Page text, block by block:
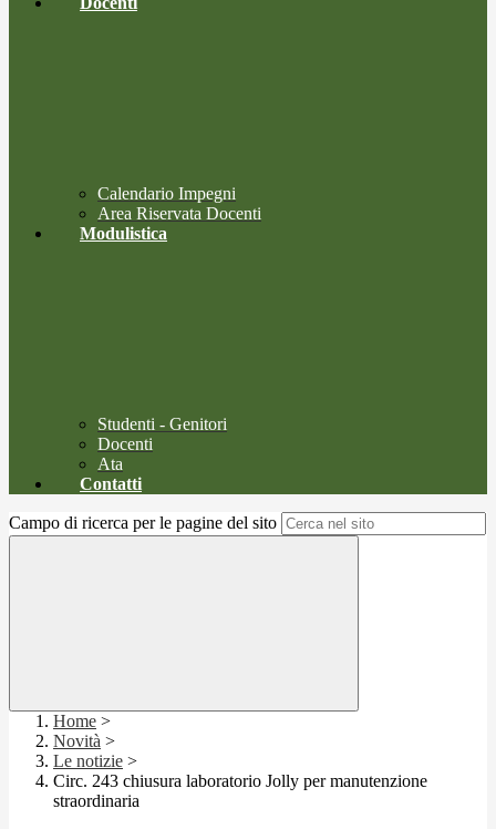
Calendario Impegni
Area Riservata Docenti
Modulistica
Studenti - Genitori
Docenti
Ata
Contatti
Campo di ricerca per le pagine del sito
Home >
Novità >
Le notizie >
Circ. 243 chiusura laboratorio Jolly per manutenzione
straordinaria